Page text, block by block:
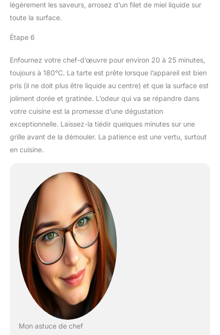
légèrement les saveurs, arrosez d’un filet de miel liquide sur
toute la surface.
Étape 6
Enfournez votre chef-d’œuvre pour environ 20 à 25 minutes,
toujours à 180°C. La tarte est prête lorsque l’appareil est bien
pris (il ne doit plus être liquide au centre) et que la surface est
joliment dorée et gratinée. L’odeur qui va se répandre dans
votre cuisine est la promesse d’une dégustation
exceptionnelle. Laissez-la tiédir quelques minutes sur une
grille avant de la démouler. La patience est une vertu, surtout
en cuisine.
Mon astuce de chef